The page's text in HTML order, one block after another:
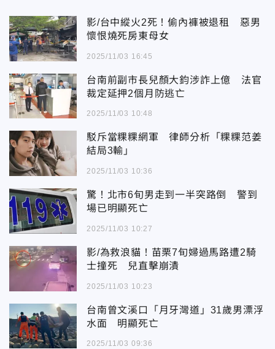
影/台中縱火2死！偷內褲被退租 惡男
懷恨燒死房東母女
2025/11/03 16:45
台南前副市長兒顏大鈞涉詐上億 法官
裁定延押2個月防逃亡
2025/11/03 10:48
駁斥當粿粿網軍 律師分析「粿粿范姜
結局3輸」
2025/11/03 10:36
驚！北市6旬男走到一半突路倒 警到
場已明顯死亡
2025/11/03 10:27
影/為救浪貓！苗栗7旬婦過馬路遭2騎
士撞死 兒直擊崩潰
2025/11/03 10:23
台南曾文溪口「月牙灣道」31歲男漂浮
水面 明顯死亡
2025/11/03 09:36